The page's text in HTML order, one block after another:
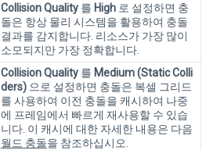
Collision Quality 를 High 로 설정하면 충
돌은 항상 물리 시스템을 활용하여 충돌
결과를 감지합니다. 리소스가 가장 많이
소모되지만 가장 정확합니다.
Collision Quality 를 Medium (Static Colli
ders) 으로 설정하면 충돌은 복셀 그리드
를 사용하여 이전 충돌을 캐시하여 나중
에 프레임에서 빠르게 재사용할 수 있습
니다. 이 캐시에 대한 자세한 내용은 다음
월드 충돌을 참조하십시오.